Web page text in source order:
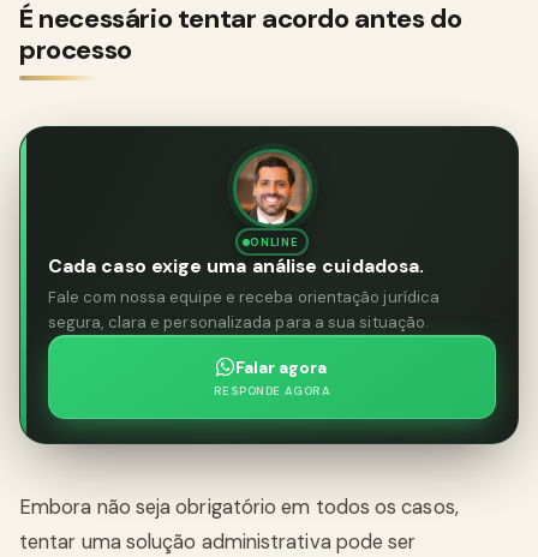
É necessário tentar acordo antes do
processo
ONLINE
Cada caso exige uma análise cuidadosa.
Fale com nossa equipe e receba orientação jurídica
segura, clara e personalizada para a sua situação.
Falar agora
RESPONDE AGORA
Embora não seja obrigatório em todos os casos,
tentar uma solução administrativa pode ser